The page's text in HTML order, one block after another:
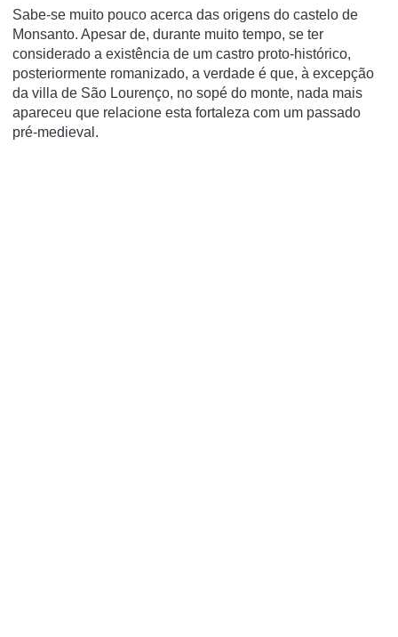
Sabe-se muito pouco acerca das origens do castelo de
Monsanto. Apesar de, durante muito tempo, se ter
considerado a existência de um castro proto-histórico,
posteriormente romanizado, a verdade é que, à excepção
da villa de São Lourenço, no sopé do monte, nada mais
apareceu que relacione esta fortaleza com um passado
pré-medieval.